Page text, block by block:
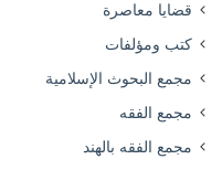
قضايا معاصرة
كتب ومؤلفات
مجمع البحوث الإسلامية
مجمع الفقه
مجمع الفقه بالهند